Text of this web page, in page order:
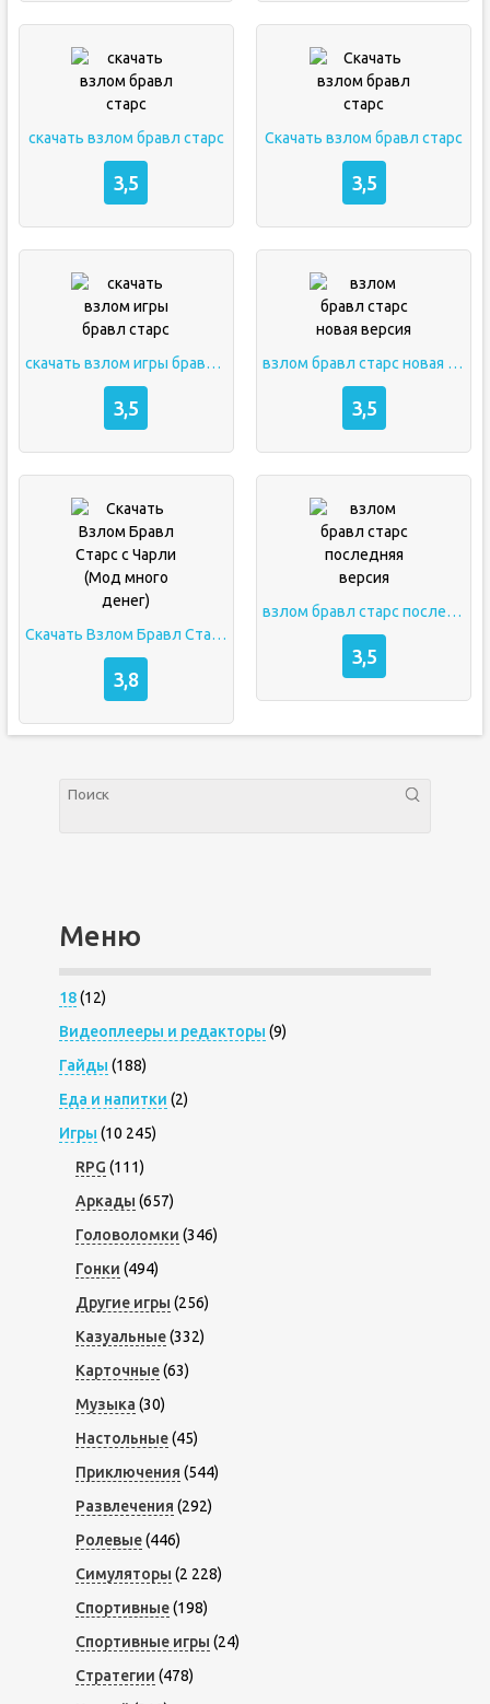
скачать взлом бравл старс
3,5
Скачать взлом бравл старс
3,5
скачать взлом игры бравл старс
3,5
взлом бравл старс новая версия
3,5
Скачать Взлом Бравл Старс с Чарли (Мод много денег)
3,8
взлом бравл старс последняя версия
3,5
Меню
18(12)
Видеоплееры и редакторы (9)
Гайды (188)
Еда и напитки (2)
Игры (10 245)
RPG (111)
Аркады (657)
Головоломки (346)
Гонки (494)
Другие игры (256)
Казуальные(332)
Карточные(63)
Музыка (30)
Настольные(45)
Приключения (544)
Развлечения (292)
Ролевые(446)
Симуляторы (2 228)
Спортивные(198)
Спортивные игры (24)
Стратегии (478)